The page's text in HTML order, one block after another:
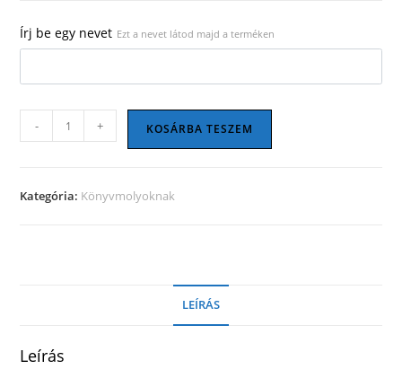
Írj be egy nevet Ezt a nevet látod majd a terméken
Könyvmoly
bögre
mennyiség
- + KOSÁRBA TESZEM
Kategória: Könyvmolyoknak
LEÍRÁS
Leírás